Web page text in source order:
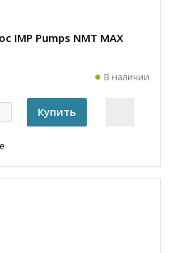
IMP Pumps NMT MAX
В наличии